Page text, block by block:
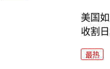
美国
收割
最热